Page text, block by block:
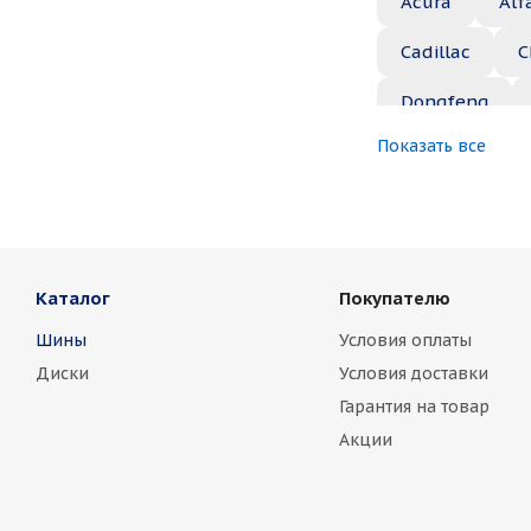
Cadillac
Dongfeng
Great Wall
Nissan
Rover
Toyota
Показать все
Каталог
Шины
Диски
Покупателю
Условия оплаты
Условия доставки
Гарантия на товар
Акции